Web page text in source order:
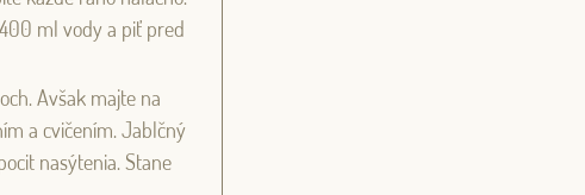
ml vody a piť pred
Avšak majte na
a cvičením. Jablčný
nasýtenia. Stane